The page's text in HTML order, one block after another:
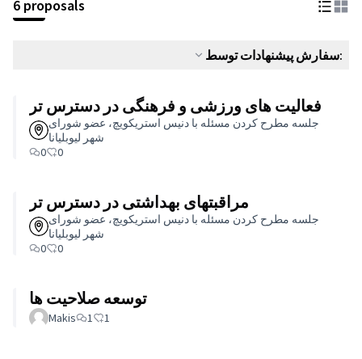
6 proposals
سفارش پیشنهادات توسط:
فعالیت های ورزشی و فرهنگی در دسترس تر
جلسه مطرح کردن مسئله با دنیس استریکویچ، عضو شورای
شهر لیوبلیانا
0
0
مراقبتهای بهداشتی در دسترس تر
جلسه مطرح کردن مسئله با دنیس استریکویچ، عضو شورای
شهر لیوبلیانا
0
0
توسعه صلاحیت ها
Makis 1 1